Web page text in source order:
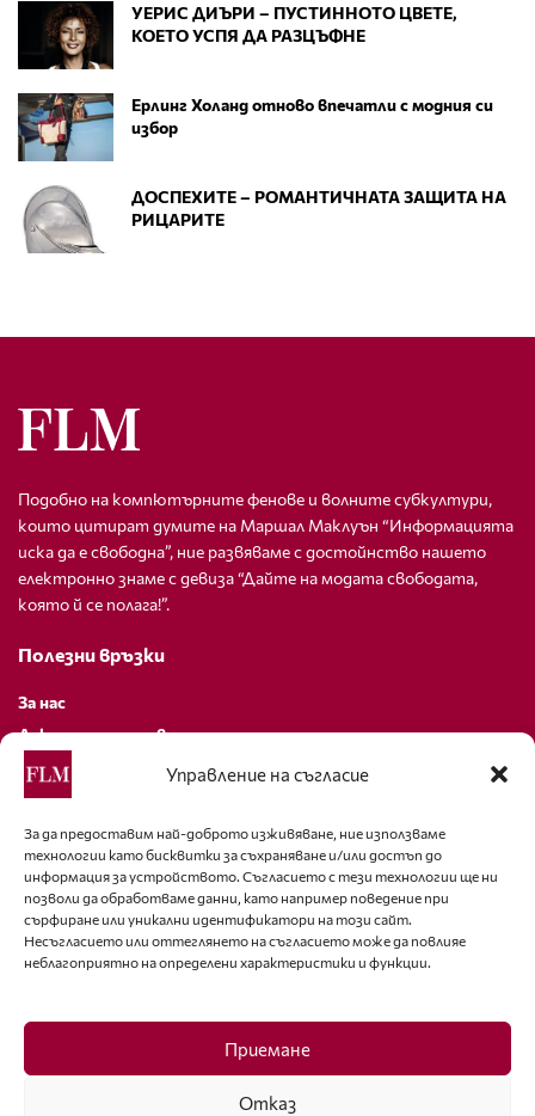
Управление на съгласие
За да предоставим най-доброто изживяване, ние използваме
технологии като бисквитки за съхраняване и/или достъп до
информация за устройството. Съгласието с тези технологии ще ни
позволи да обработваме данни, като например поведение при
сърфиране или уникални идентификатори на този сайт.
Несъгласието или оттеглянето на съгласието може да повлияе
неблагоприятно на определени характеристики и функции.
Приемане
Отказ
УЕРИС ДИЪРИ – ПУСТИННОТО ЦВЕТЕ,
КОЕТО УСПЯ ДА РАЗЦЪФНЕ
Ерлинг Холанд отново впечатли с модния си
избор
ДОСПЕХИТЕ – РОМАНТИЧНАТА ЗАЩИТА НА
РИЦАРИТЕ
Подобно на компютърните фенове и волните субкултури,
които цитират думите на Маршал Маклуън “Информацията
иска да е свободна”, ние развяваме с достойнство нашето
електронно знаме с девиза “Дайте на модата свободата,
която й се полага!”.
Полезни връзки
За нас
Декларация за поверителност
Политика за бисквитки
За контакти
editor@fashion-lifestyle.net
+359 88 227 33 47
Последвайте ни
Facebook